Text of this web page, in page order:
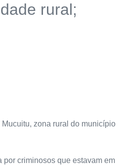
rural;
zona rural do município
por criminosos que estavam em